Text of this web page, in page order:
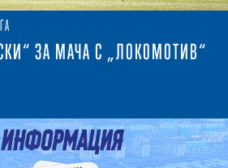
ЗА МАЧА С „ЛОКОМОТИВ“